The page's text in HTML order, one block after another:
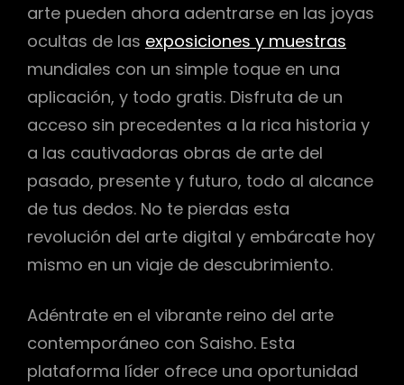
arte pueden ahora adentrarse en las joyas
ocultas de las exposiciones y muestras
mundiales con un simple toque en una
aplicación, y todo gratis. Disfruta de un
acceso sin precedentes a la rica historia y
a las cautivadoras obras de arte del
pasado, presente y futuro, todo al alcance
de tus dedos. No te pierdas esta
revolución del arte digital y embárcate hoy
mismo en un viaje de descubrimiento.
Adéntrate en el vibrante reino del arte
contemporáneo con Saisho. Esta
plataforma líder ofrece una oportunidad